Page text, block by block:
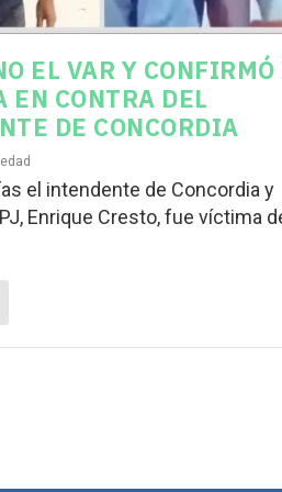
EL VAR Y CONFIRMÓ
EN CONTRA DEL
DE CONCORDIA
el intendente de Concordia y
Enrique Cresto, fue víctima